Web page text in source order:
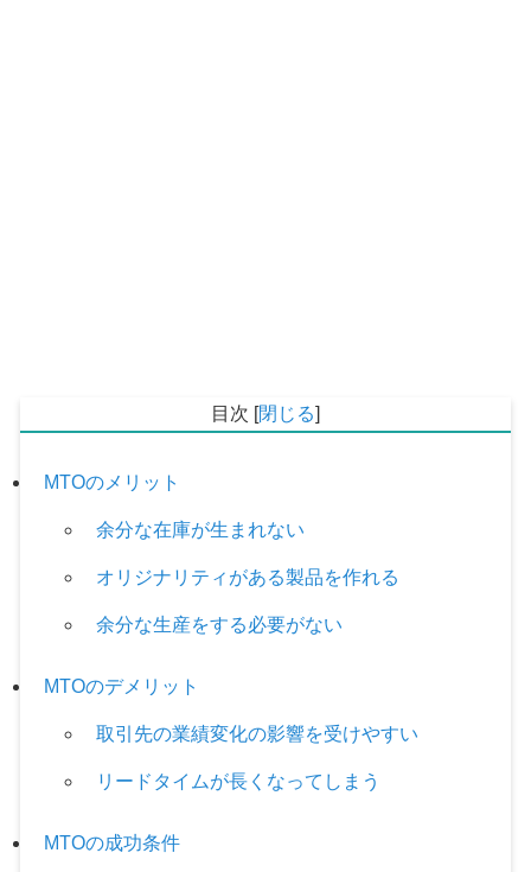
目次 閉じる
MTOのメリット
余分な在庫が生まれない
オリジナリティがある製品を作れる
余分な生産をする必要がない
MTOのデメリット
取引先の業績変化の影響を受けやすい
リードタイムが長くなってしまう
MTOの成功条件